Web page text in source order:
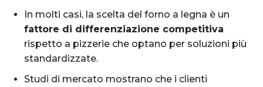
In molti casi, la scelta del forno a legna è un
fattore di differenziazione competitiva
rispetto a pizzerie che optano per soluzioni più
standardizzate.
Studi di mercato mostrano che i clienti